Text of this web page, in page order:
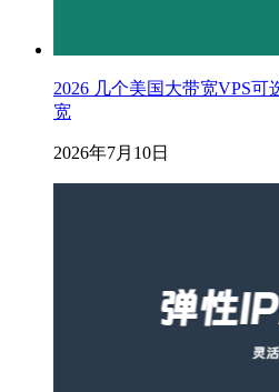
2026 几个美国大带宽VPS
宽
2026年7月10日